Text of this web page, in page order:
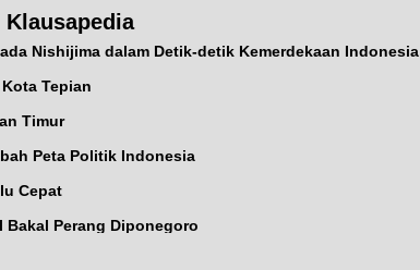
Klausapedia
Nishijima dalam Detik-detik Kemerdekaan Indonesia
Tepian
Timur
Peta Politik Indonesia
Cepat
Bakal Perang Diponegoro